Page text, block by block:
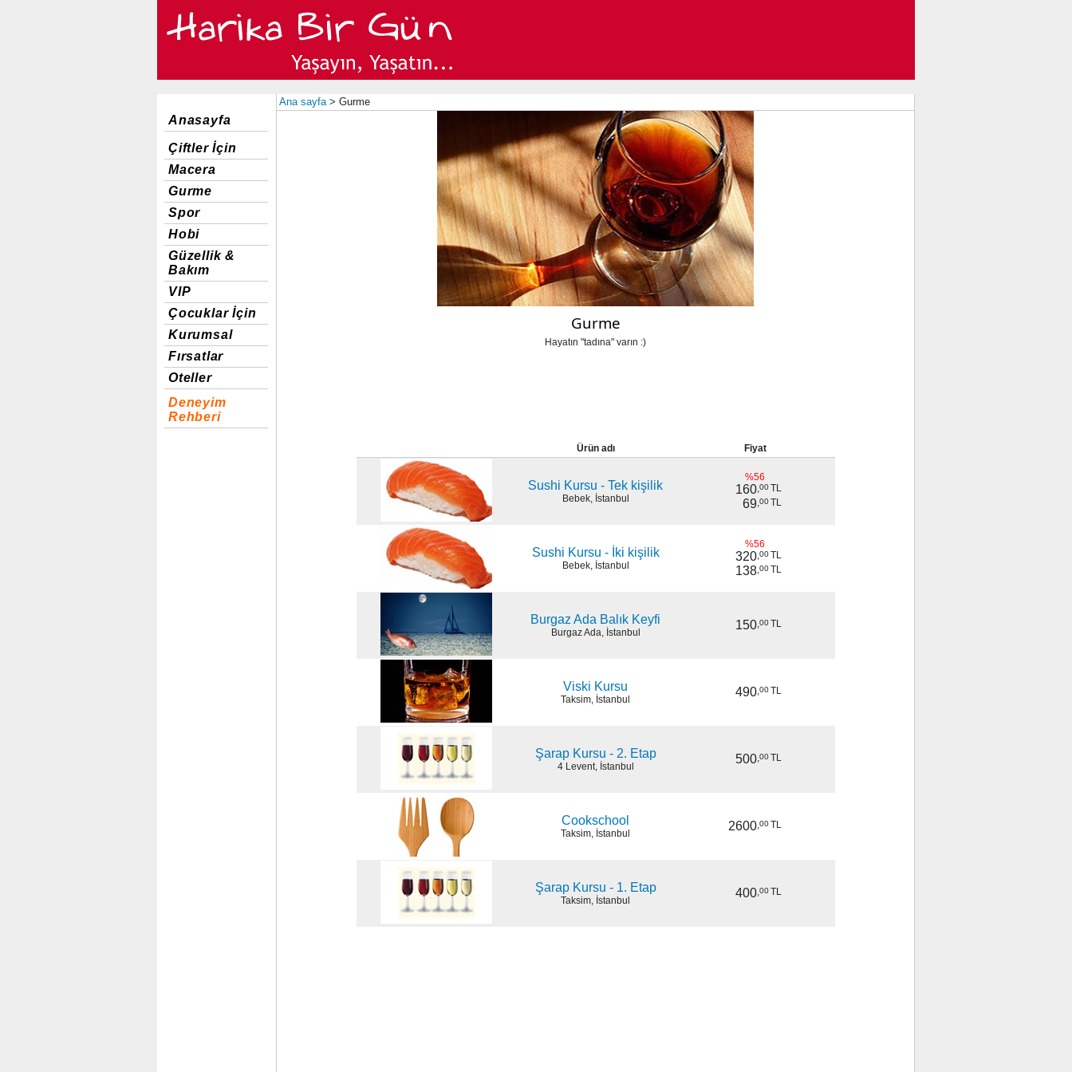
Anasayfa
Çiftler İçin
Macera
Gurme
Spor
Hobi
Güzellik &
Bakım
VIP
Çocuklar İçin
Kurumsal
Fırsatlar
Oteller
Deneyim
Rehberi
Ana sayfa> Gurme
Gurme
Hayatın "tadına" varın :)
Ürün adı Fiyat
Sushi Kursu - Tek kişilik
Bebek, İstanbul
%56
160,00TL
69,00TL
Sushi Kursu - İki kişilik
Bebek, İstanbul
%56
320,00TL
138,00TL
Burgaz Ada Balık Keyfi
Burgaz Ada, İstanbul
150,00TL
Viski Kursu
Taksim, İstanbul
490,00TL
Şarap Kursu - 2. Etap
4 Levent, İstanbul
500,00TL
Cookschool
Taksim, İstanbul
2600,00TL
Şarap Kursu - 1. Etap
Taksim, İstanbul
400,00TL